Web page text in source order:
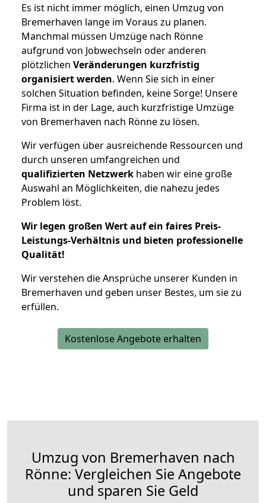
Es ist nicht immer möglich, einen Umzug von
Bremerhaven lange im Voraus zu planen.
Manchmal müssen Umzüge nach Rönne
aufgrund von Jobwechseln oder anderen
plötzlichen Veränderungen kurzfristig
organisiert werden. Wenn Sie sich in einer
solchen Situation befinden, keine Sorge! Unsere
Firma ist in der Lage, auch kurzfristige Umzüge
von Bremerhaven nach Rönne zu lösen.
Wir verfügen über ausreichende Ressourcen und
durch unseren umfangreichen und
qualifizierten Netzwerk haben wir eine große
Auswahl an Möglichkeiten, die nahezu jedes
Problem löst.
Wir legen großen Wert auf ein faires Preis-
Leistungs-Verhältnis und bieten professionelle
Qualität!
Wir verstehen die Ansprüche unserer Kunden in
Bremerhaven und geben unser Bestes, um sie zu
erfüllen.
Kostenlose Angebote erhalten
Umzug von Bremerhaven nach
Rönne: Vergleichen Sie Angebote
und sparen Sie Geld